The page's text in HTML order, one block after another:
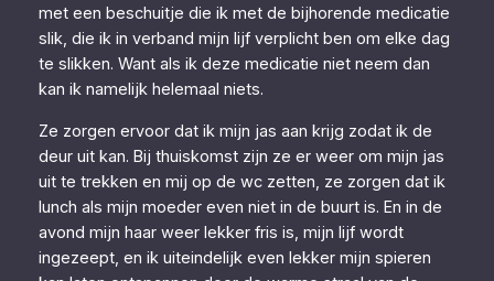
met een beschuitje die ik met de bijhorende medicatie
slik, die ik in verband mijn lijf verplicht ben om elke dag
te slikken. Want als ik deze medicatie niet neem dan
kan ik namelijk helemaal niets.
Ze zorgen ervoor dat ik mijn jas aan krijg zodat ik de
deur uit kan. Bij thuiskomst zijn ze er weer om mijn jas
uit te trekken en mij op de wc zetten, ze zorgen dat ik
lunch als mijn moeder even niet in de buurt is. En in de
avond mijn haar weer lekker fris is, mijn lijf wordt
ingezeept, en ik uiteindelijk even lekker mijn spieren